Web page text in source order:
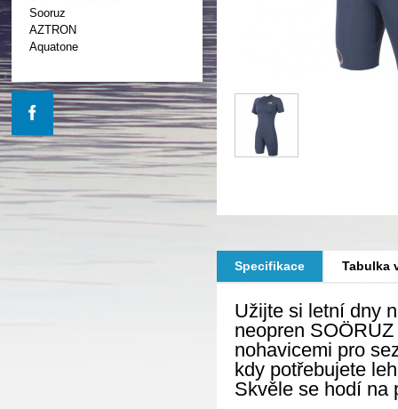
Sooruz
AZTRON
Aquatone
Specifikace Tabulka
Užijte si letní dny
neopren
nohavicemi pro
kdy potřebujete
Skvěle se hodí na